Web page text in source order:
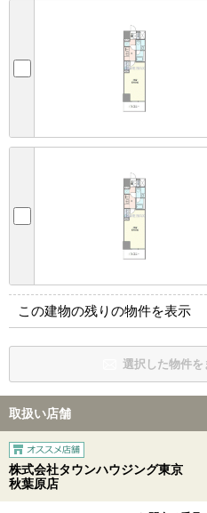
この建物の残りの物件を表示
選択した物件を
取扱い店舗
株式会社タウンハウジング東京
秋葉原店